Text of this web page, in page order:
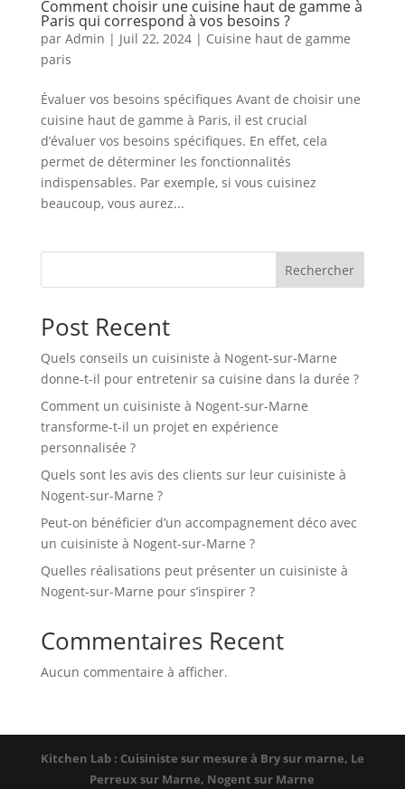
Comment choisir une cuisine haut de gamme à
Paris qui correspond à vos besoins ?
par Admin | Juil 22, 2024| Cuisine haut de gamme
paris
Évaluer vos besoins spécifiques Avant de choisir une
cuisine haut de gamme à Paris, il est crucial
d’évaluer vos besoins spécifiques. En effet, cela
permet de déterminer les fonctionnalités
indispensables. Par exemple, si vous cuisinez
beaucoup, vous aurez...
Rechercher
Post Recent
Quels conseils un cuisiniste à Nogent-sur-Marne
donne-t-il pour entretenir sa cuisine dans la durée ?
Comment un cuisiniste à Nogent-sur-Marne
transforme-t-il un projet en expérience
personnalisée ?
Quels sont les avis des clients sur leur cuisiniste à
Nogent-sur-Marne ?
Peut-on bénéficier d’un accompagnement déco avec
un cuisiniste à Nogent-sur-Marne ?
Quelles réalisations peut présenter un cuisiniste à
Nogent-sur-Marne pour s’inspirer ?
Commentaires Recent
Aucun commentaire à afficher.
Kitchen Lab : Cuisiniste sur mesure à Bry sur marne, Le
Perreux sur Marne, Nogent sur Marne